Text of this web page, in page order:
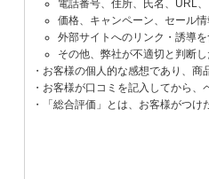
電話番号、住所、氏名、URL
価格、キャンペーン、セール
外部サイトへのリンク・誘導を
その他、弊社が不適切と判断し
・お客様の個人的な感想であり、
・お客様が口コミを記入してから
・「総合評価」とは、お客様がつ